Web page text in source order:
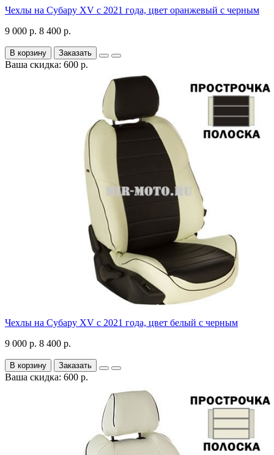
Чехлы на Субару XV с 2021 года, цвет оранжевый с черным
9 000 р. 8 400 р.
В корзину Заказать
Ваша скидка: 600 р.
Чехлы на Субару XV с 2021 года, цвет белый с черным
9 000 р. 8 400 р.
В корзину Заказать
Ваша скидка: 600 р.